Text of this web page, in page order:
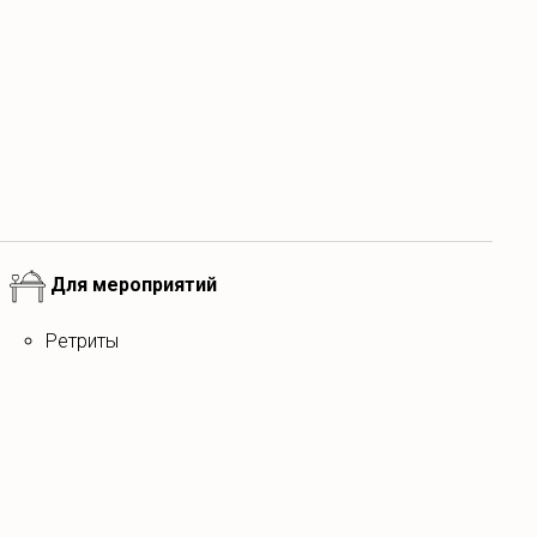
сбежать от шума большого города. Наш дом не
мероприятий или веселых застолий большой
кальяны, вейпы).
Для мероприятий
Ретриты